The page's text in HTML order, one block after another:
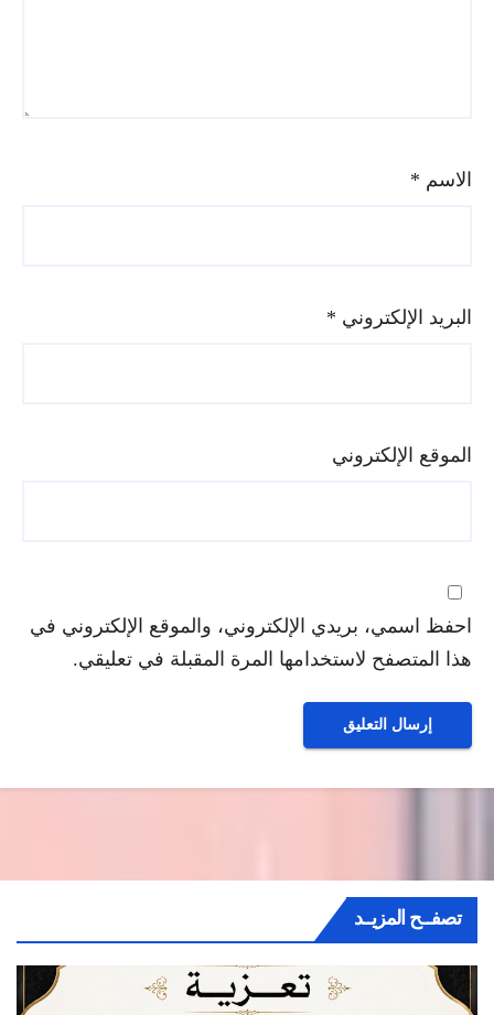
الاسم*
البريد الإلكتروني*
الموقع الإلكتروني
احفظ اسمي، بريدي الإلكتروني، والموقع الإلكتروني في
هذا المتصفح لاستخدامها المرة المقبلة في تعليقي.
تصفــح المزيــد